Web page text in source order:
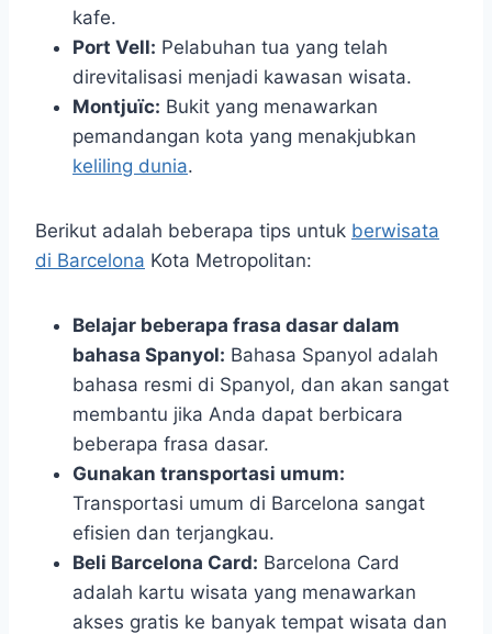
kafe.
Port Vell: Pelabuhan tua yang telah
direvitalisasi menjadi kawasan wisata.
Montjuïc: Bukit yang menawarkan
pemandangan kota yang menakjubkan
keliling dunia.
Berikut adalah beberapa tips untuk berwisata
di Barcelona Kota Metropolitan:
Belajar beberapa frasa dasar dalam
bahasa Spanyol: Bahasa Spanyol adalah
bahasa resmi di Spanyol, dan akan sangat
membantu jika Anda dapat berbicara
beberapa frasa dasar.
Gunakan transportasi umum:
Transportasi umum di Barcelona sangat
efisien dan terjangkau.
Beli Barcelona Card: Barcelona Card
adalah kartu wisata yang menawarkan
akses gratis ke banyak tempat wisata dan